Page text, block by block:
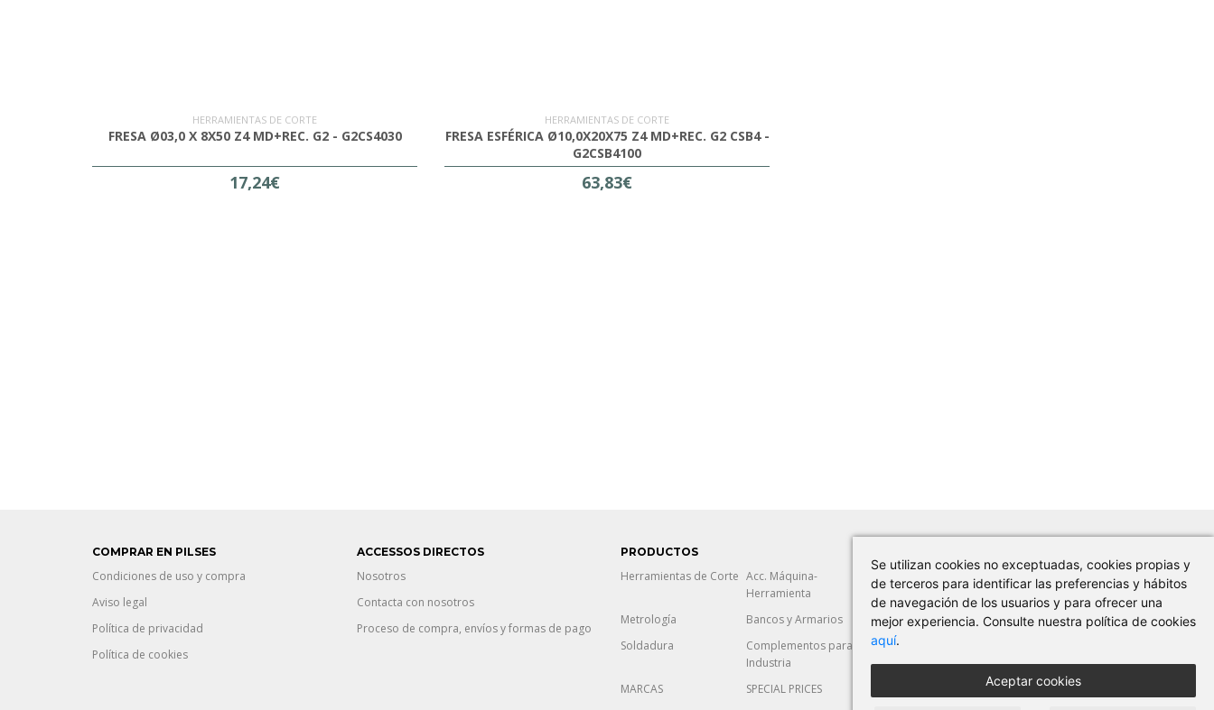
Se utilizan cookies no exceptuadas, cookies propias y
de terceros para identificar las preferencias y hábitos
de navegación de los usuarios y para ofrecer una
mejor experiencia. Consulte nuestra política de cookies
aquí.
Aceptar cookies
HERRAMIENTAS DE CORTE
FRESA Ø03,0 X 8X50 Z4 MD+REC. G2 - G2CS4030
17,24€
HERRAMIENTAS DE CORTE
FRESA ESFÉRICA Ø10,0X20X75 Z4 MD+REC. G2 CSB4 -
G2CSB4100
63,83€
COMPRAR EN PILSES
Condiciones de uso y compra
Aviso legal
Política de privacidad
Política de cookies
ACCESSOS DIRECTOS
Nosotros
Contacta con nosotros
Proceso de compra, envíos y formas de pago
PRODUCTOS
Herramientas de Corte Acc. Máquina-
Herramienta
Abrasión Herramientas Manuales
Metrología Bancos y Armarios Máquina-Herramienta
Corte y Deformación
Soldadura
Complementos para
Industria
Seguridad Laboral
MARCAS SPECIAL PRICES